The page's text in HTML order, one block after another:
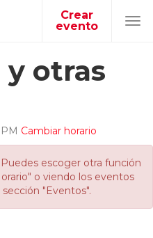
Crear
evento
otras
PM Cambiar horario
Puedes escoger otra función
o viendo los eventos
"Eventos".